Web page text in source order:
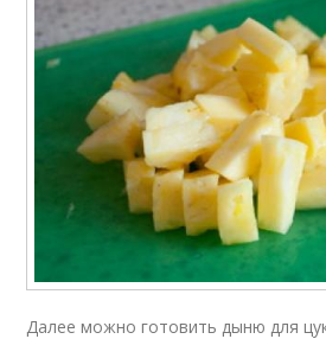
Далее можно готовить дыню для